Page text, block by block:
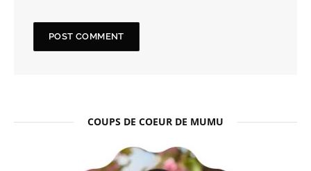
COUPS DE COEUR DE MUMU